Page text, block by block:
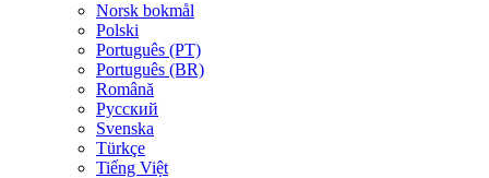
Norsk bokmål
Polski
Português (PT)
Português (BR)
Română
Русский
Svenska
Türkçe
Tiếng Việt